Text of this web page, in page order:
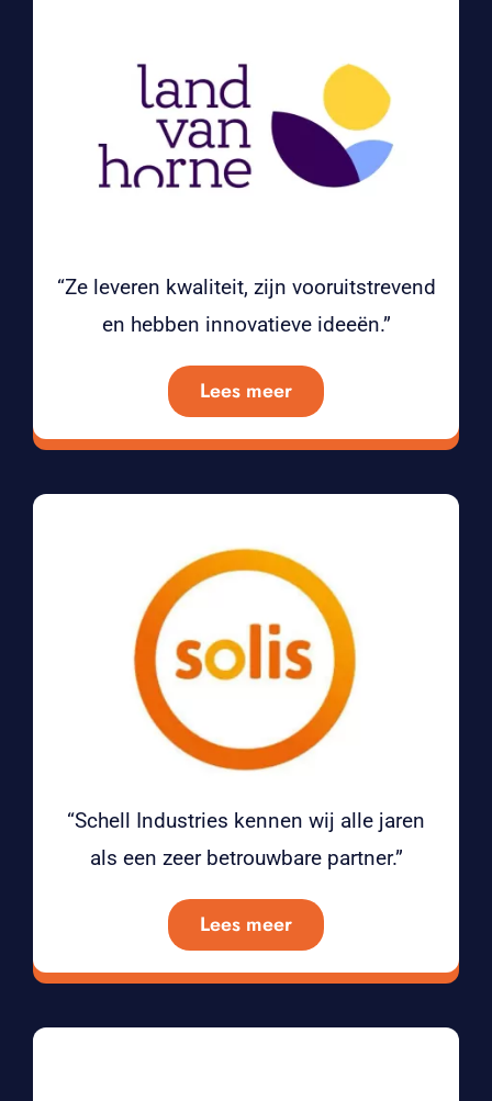
“Ze leveren kwaliteit, zijn vooruitstrevend
en hebben innovatieve ideeën.”
Lees meer
“Schell Industries kennen wij alle jaren
als een zeer betrouwbare partner.”
Lees meer